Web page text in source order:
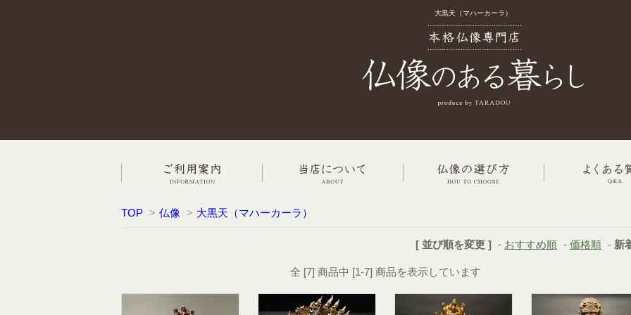
大黒天（マハーカーラ）
TOP > 仏像 > 大黒天（マハーカーラ）
[ 並び順を変更 ] - おすすめ順 - 価格順 - 新
全 [7] 商品中 [1-7] 商品を表示しています